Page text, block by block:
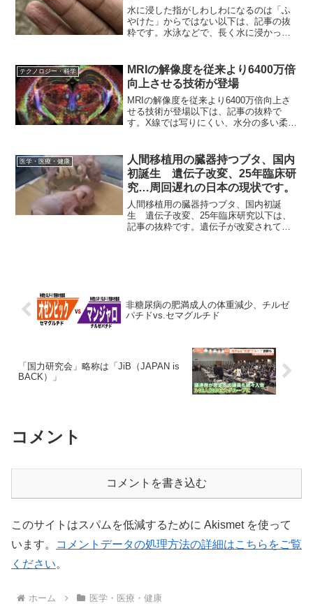
水に浸した指がしわしわになるのは「ふ
やけた」からではない以下は、記事の抜
粋です。水泳などで、長く水に浸かって
目にしてきたがゆえに、誰も真剣に疑問
には思わないような、奇妙...
テクノロジー・科学
MRIの解像度を従来より6400万倍
向上させる技術が登場
MRIの解像度を従来より6400万倍向上さ
せる技術が登場以下は、記事の抜粋で
す。X線では写りにくい、水分の多い柔ら
小単位)がわずか5ミクロンと、従来より
6400...
医学・医療・健康
人間移植用の臓器持つブタ、国内
初誕生 遺伝子改変、25年臨床研
究…周回遅れの日本の現状です。
人間移植用の臓器持つブタ、国内初誕
生 遺伝子改変、25年臨床研究以下は、
記事の抜粋です。遺伝子が改変されて人
非糖尿病の肥満成人の体重減少、チルゼ
パチドvs.セマグルチド
「国力研究会」略称は「JiB（JAPAN is
BACK）」
コメント
コメントを書き込む
このサイトはスパムを低減するために Akismet を使って
います。
コメントデータの処理方法の詳細はこちらをご覧
ください。
ホーム 医学・医療・健康